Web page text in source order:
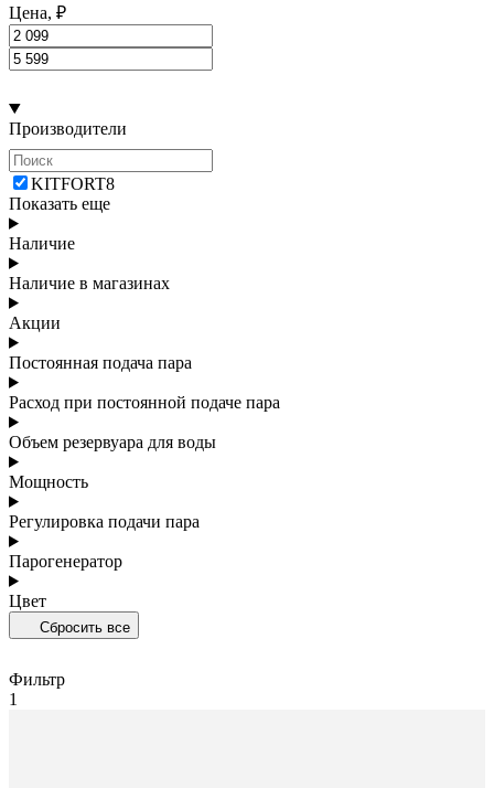
Цена, ₽
Производители
KITFORT8
Показать еще
Наличие
Наличие в магазинах
Акции
Постоянная подача пара
Расход при постоянной подаче пара
Объем резервуара для воды
Мощность
Регулировка подачи пара
Парогенератор
Цвет
Сбросить все
Фильтр
1